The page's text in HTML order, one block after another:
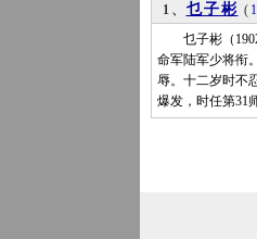
1、 乜子彬 (
乜子彬（
命军陆军少将衔
辱。十二岁时不
爆发，时任第